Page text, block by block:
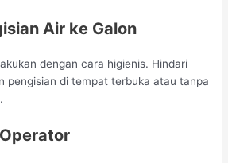
Air ke Galon
dengan cara higienis. Hindari
pengisian di tempat terbuka atau tanpa